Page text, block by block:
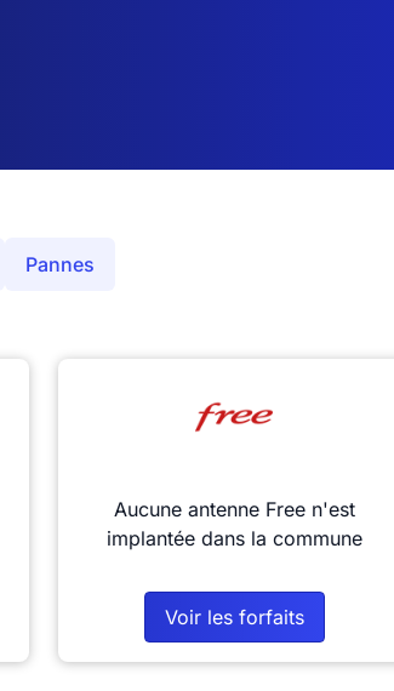
Pannes
Aucune antenne Free n'est
implantée dans la commune
Voir les forfaits